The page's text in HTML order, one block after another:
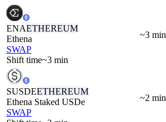
ENAETHEREUM
Ethena
SWAP
Shift time~3 min
~3 min
SUSDEETHEREUM
Ethena Staked USDe
SWAP
~2 min